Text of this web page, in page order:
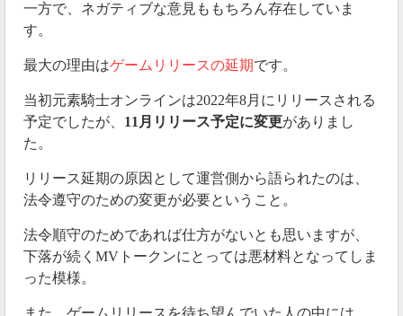
一方で、ネガティブな意見ももちろん存在していま
す。
最大の理由はゲームリリースの延期です。
当初元素騎士オンラインは2022年8月にリリースされる
予定でしたが、 11月リリース予定に変更がありまし
た。
リリース延期の原因として運営側から語られたのは、
法令遵守のための変更が必要ということ。
法令順守のためであれば仕方がないとも思いますが、
下落が続くMVトークンにとっては悪材料となってしま
った模様。
また、ゲームリリースを待ち望んでいた人の中には、